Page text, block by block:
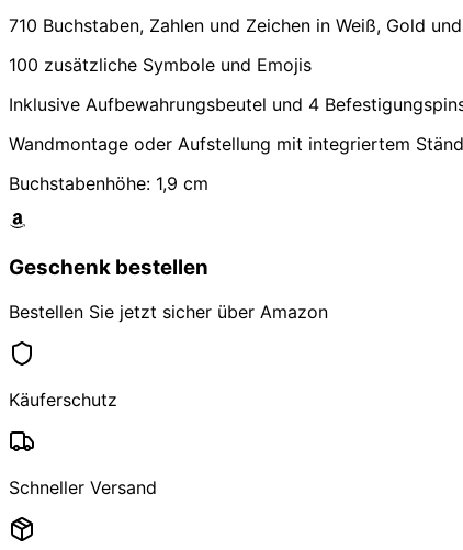
710 Buchstaben, Zahlen und Zeichen in Weiß, Gold
100 zusätzliche Symbole und Emojis
Inklusive Aufbewahrungsbeutel und 4
Wandmontage oder Aufstellung mit integriertem
Buchstabenhöhe: 1,9 cm
Geschenk bestellen
Bestellen Sie jetzt sicher über Amazon
Käuferschutz
Schneller Versand